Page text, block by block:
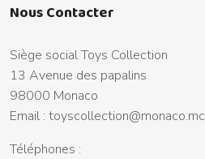
Nous Contacter
Siège social Toys Collection
13 Avenue des papalins
98000 Monaco
Email : toyscollection@monaco.mc
Téléphones :